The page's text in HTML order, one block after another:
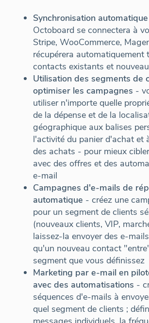
Synchronisation
Octoboard se connectera à
Stripe, WooCommerce,
récupérera automatiquement
contacts existants et
Utilisation des segments de
optimiser les campagnes -
utiliser n'importe quelle
de la dépense et de la
géographique aux balises
l'activité du panier d'achat et
des achats - pour mieux
avec des offres et des
e-mail
Campagnes d'e-mails de
automatique - créez une
pour un segment de clients
(nouveaux clients, VIP,
laissez-la envoyer des e-
qu'un nouveau contact
segment que vous définissez
Marketing par e-mail en
avec des automatisations -
séquences d'e-mails à
quel segment de clients ;